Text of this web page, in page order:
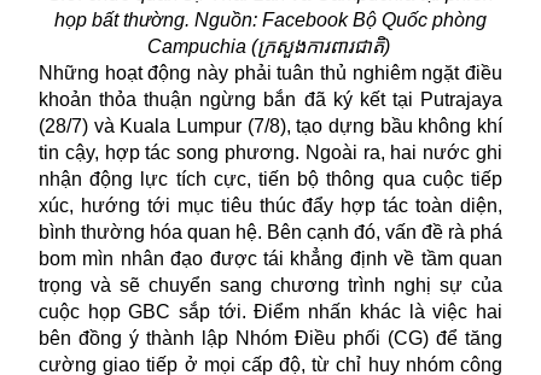
họp bất thường. Nguồn: Facebook Bộ Quốc phòng
Campuchia (ក្រសួងការពារជាតិ)
Những hoạt động này phải tuân thủ nghiêm ngặt điều
khoản thỏa thuận ngừng bắn đã ký kết tại Putrajaya
(28/7) và Kuala Lumpur (7/8), tạo dựng bầu không khí
tin cậy, hợp tác song phương. Ngoài ra, hai nước ghi
nhận động lực tích cực, tiến bộ thông qua cuộc tiếp
xúc, hướng tới mục tiêu thúc đẩy hợp tác toàn diện,
bình thường hóa quan hệ. Bên cạnh đó, vấn đề rà phá
bom mìn nhân đạo được tái khẳng định về tầm quan
trọng và sẽ chuyển sang chương trình nghị sự của
cuộc họp GBC sắp tới. Điểm nhấn khác là việc hai
bên đồng ý thành lập Nhóm Điều phối (CG) để tăng
cường giao tiếp ở mọi cấp độ, từ chỉ huy nhóm công